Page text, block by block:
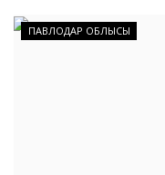
ПАВЛОДАР ОБЛЫСЫ